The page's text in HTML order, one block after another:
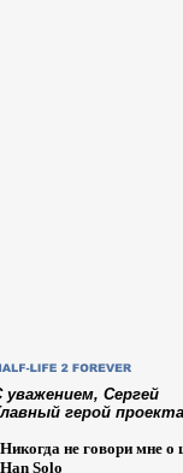
уважением, Сергей
герой
Никогда не говори мне о
Solo